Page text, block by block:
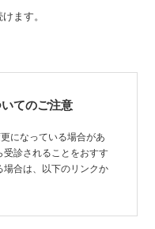
ます。
てのご注意
になっている場合があ
受診されることをおすす
合は、以下のリンクか